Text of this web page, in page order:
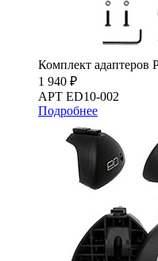
Комплект адаптеров
1 940 ₽
АРТ ED10-002
Подробнее